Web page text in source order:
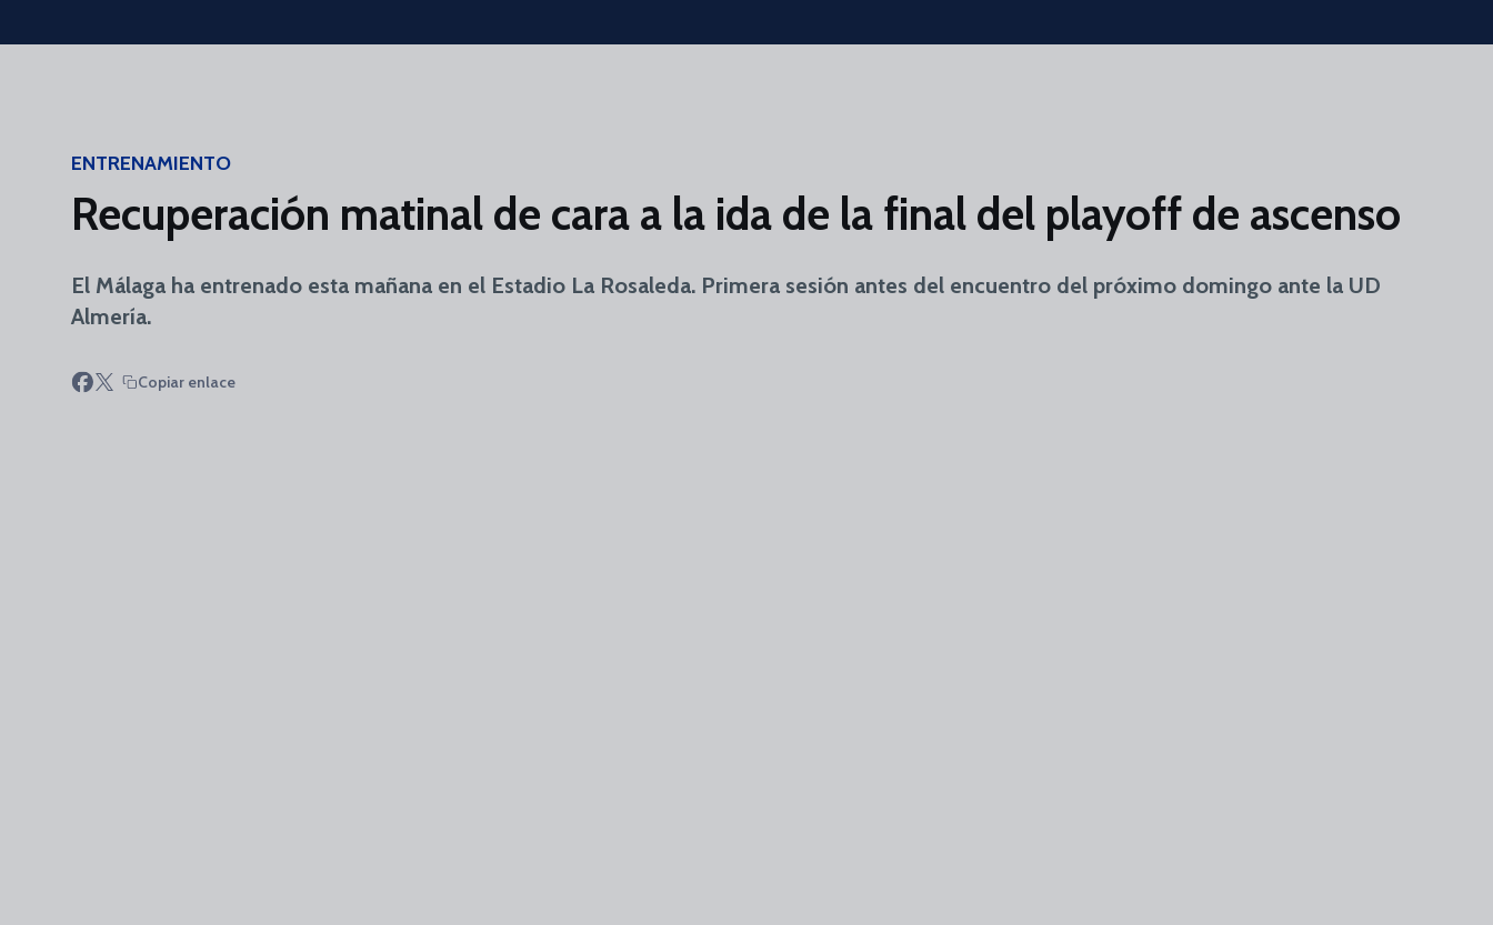
Skip to main content
ENTRENAMIENTO
Recuperación matinal de cara a la ida de la final del playoff de ascenso
El Málaga ha entrenado esta mañana en el Estadio La Rosaleda. Primera sesión antes del encuentro del próximo domingo ante la UD
Almería.
Copiar enlace